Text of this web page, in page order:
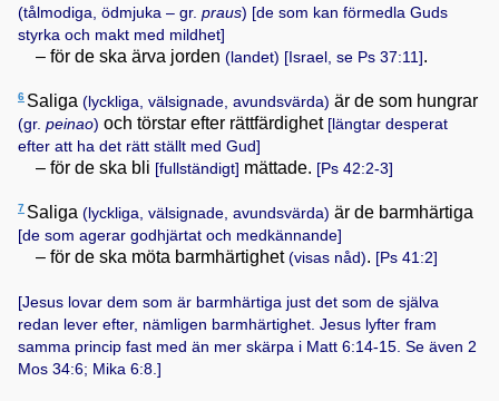
(tålmodiga, ödmjuka – gr. praus) [de som kan förmedla Guds
styrka och makt med mildhet]
– för de ska ärva jorden (landet) [Israel, se Ps 37:11 ].
6 Saliga (lyckliga, välsignade, avundsvärda) är de som hungrar
(gr. peinao) och törstar efter rättfärdighet [längtar desperat
efter att ha det rätt ställt med Gud]
– för de ska bli [fullständigt] mättade. [Ps 42:2-3]
7 Saliga (lyckliga, välsignade, avundsvärda) är de barmhärtiga
[de som agerar godhjärtat och medkännande]
– för de ska möta barmhärtighet (visas nåd). [Ps 41:2]
[Jesus lovar dem som är barmhärtiga just det som de själva
redan lever efter, nämligen barmhärtighet. Jesus lyfter fram
samma princip fast med än mer skärpa i Matt 6:14-15. Se även 2
Mos 34:6; Mika 6:8.]